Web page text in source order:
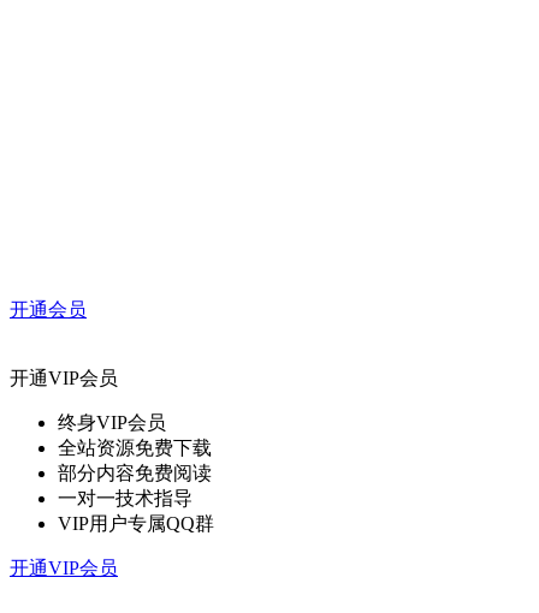
开通会员
开通VIP会员
终身VIP会员
全站资源免费下载
部分内容免费阅读
一对一技术指导
VIP用户专属QQ群
开通VIP会员